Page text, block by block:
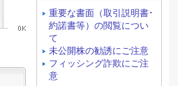
重要な書面（取引説明書･
約諾書等）の閲覧につい
て
未公開株の勧誘にご注意
フィッシング詐欺にご注
意